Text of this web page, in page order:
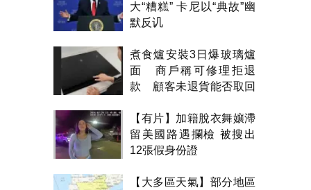
大“糟糕” 卡尼以“典故”幽
默反讥
煮食爐安裝3日爆玻璃爐
面 商戶稱可修理拒退
款 顧客未退貨能否取回
【有片】加籍脫衣舞孃滯
留美國路遇攔檢 被搜出
12張假身份證
【大多區天氣】部分地區